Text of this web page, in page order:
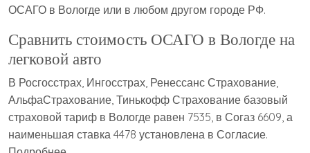
ОСАГО в Вологде или в любом другом городе РФ.
Сравнить стоимость ОСАГО в Вологде на
легковой авто
В Росгосстрах, Ингосстрах, Ренессанс Страхование,
АльфаСтрахование, Тинькофф Страхование базовый
страховой тариф в Вологде равен 7535, в Согаз 6609, а
наименьшая ставка 4478 установлена в Согласие.